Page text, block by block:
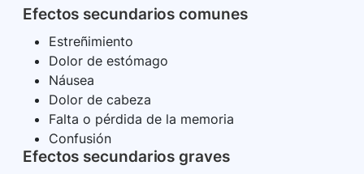
Efectos secundarios comunes
Estreñimiento
Dolor de estómago
Náusea
Dolor de cabeza
Falta o pérdida de la memoria
Confusión
Efectos secundarios graves